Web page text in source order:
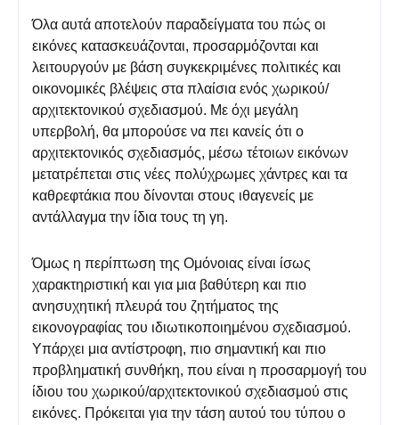
Όλα αυτά αποτελούν παραδείγματα του πώς οι
εικόνες κατασκευάζονται, προσαρμόζονται και
λειτουργούν με βάση συγκεκριμένες πολιτικές και
οικονομικές βλέψεις στα πλαίσια ενός χωρικού/
αρχιτεκτονικού σχεδιασμού. Με όχι μεγάλη
υπερβολή, θα μπορούσε να πει κανείς ότι ο
αρχιτεκτονικός σχεδιασμός, μέσω τέτοιων εικόνων
μετατρέπεται στις νέες πολύχρωμες χάντρες και τα
καθρεφτάκια που δίνονται στους ιθαγενείς με
αντάλλαγμα την ίδια τους τη γη.
Όμως η περίπτωση της Ομόνοιας είναι ίσως
χαρακτηριστική και για μια βαθύτερη και πιο
ανησυχητική πλευρά του ζητήματος της
εικονογραφίας του ιδιωτικοποιημένου σχεδιασμού.
Υπάρχει μια αντίστροφη, πιο σημαντική και πιο
προβληματική συνθήκη, που είναι η προσαρμογή του
ίδιου του χωρικού/αρχιτεκτονικού σχεδιασμού στις
εικόνες. Πρόκειται για την τάση αυτού του τύπου ο